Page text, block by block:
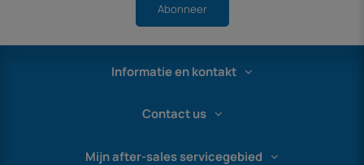
Abonneer
Informatie en kontakt
Contact us
Mijn after-sales servicegebied